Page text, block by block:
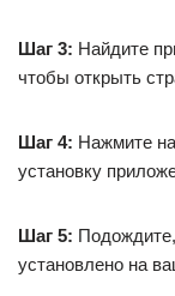
Шаг 3: Найдите
чтобы открыть
Шаг 4: Нажмите
установку
Шаг 5:
установлено на